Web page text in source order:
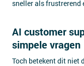
sneller als frustrerend
AI customer
simpele vragen
Toch betekent dit niet